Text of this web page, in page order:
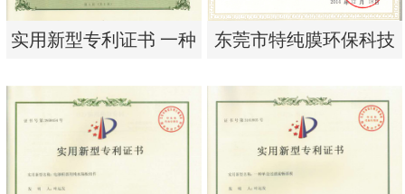
实用新型专利证书 一种
东莞市特纯膜环保科技